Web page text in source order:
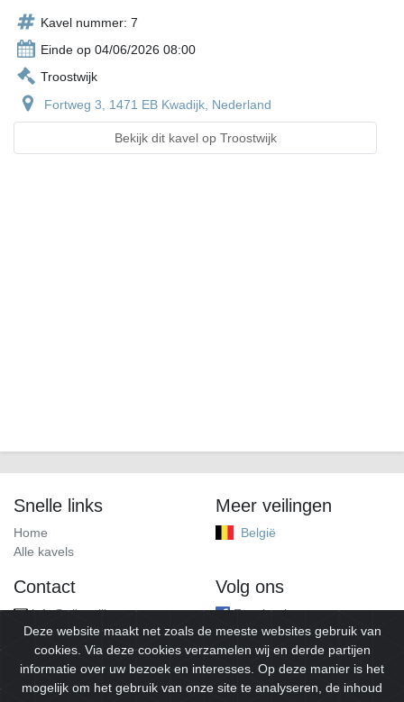
Kavel nummer: 7
Einde op 04/06/2026 08:00
Troostwijk
Fortweg 3, 1471 EB Kwadijk, Nederland
Bekijk dit kavel op Troostwijk
Snelle links
Home
Alle kavels
Meer veilingen
België
Contact
info@alleveilingen.net
Volg ons
Facebook
Deze website maakt net zoals de meeste websites gebruik van
cookies. Via deze cookies verzamelen wij en derde partijen
informatie over uw bezoek en interesses. Op deze manier is het
mogelijk om het gebruik van onze site te analyseren, de inhoud